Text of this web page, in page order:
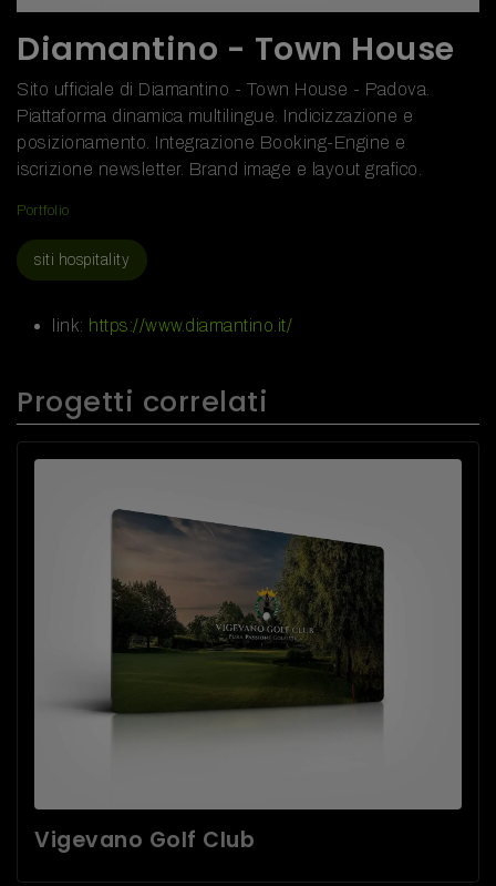
Diamantino - Town House
Sito ufficiale di Diamantino - Town House - Padova.
Piattaforma dinamica multilingue. Indicizzazione e
posizionamento. Integrazione Booking-Engine e
iscrizione newsletter. Brand image e layout grafico.
Portfolio
siti hospitality
link: https://www.diamantino.it/
Progetti correlati
Vigevano Golf Club